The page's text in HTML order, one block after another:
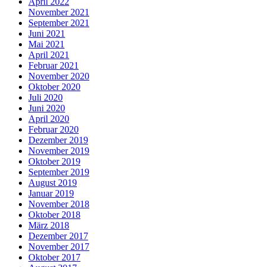
November 2021
September 2021
Juni 2021
Mai 2021
April 2021
Februar 2021
November 2020
Oktober 2020
Juli 2020
Juni 2020
April 2020
Februar 2020
Dezember 2019
November 2019
Oktober 2019
September 2019
August 2019
Januar 2019
November 2018
Oktober 2018
März 2018
Dezember 2017
November 2017
Oktober 2017